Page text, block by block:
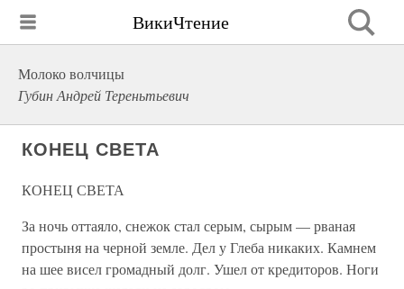
ВикиЧтение
Молоко волчицы
Губин Андрей Тереньтьевич
КОНЕЦ СВЕТА
КОНЕЦ СВЕТА
За ночь оттаяло, снежок стал серым, сырым — рваная
простыня на черной земле. Дел у Глеба никаких. Камнем
на шее висел громадный долг. Ушел от кредиторов. Ноги